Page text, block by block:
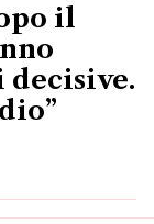
il
decisive.